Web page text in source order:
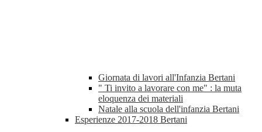
Giornata di lavori all'Infanzia Bertani
" Ti invito a lavorare con me" : la muta
eloquenza dei materiali
Natale alla scuola dell'infanzia Bertani
Esperienze 2017-2018 Bertani